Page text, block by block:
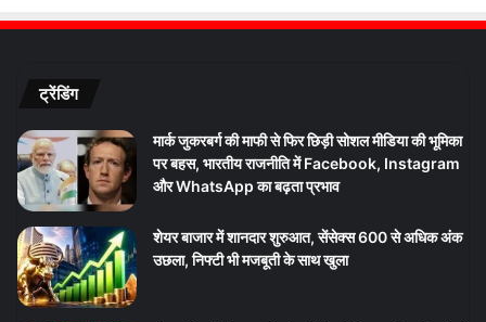
ट्रेंडिंग
मार्क जुकरबर्ग की माफी से फिर छिड़ी सोशल मीडिया की भूमिका
पर बहस, भारतीय राजनीति में Facebook, Instagram
और WhatsApp का बढ़ता प्रभाव
शेयर बाजार में शानदार शुरुआत, सेंसेक्स 600 से अधिक अंक
उछला, निफ्टी भी मजबूती के साथ खुला